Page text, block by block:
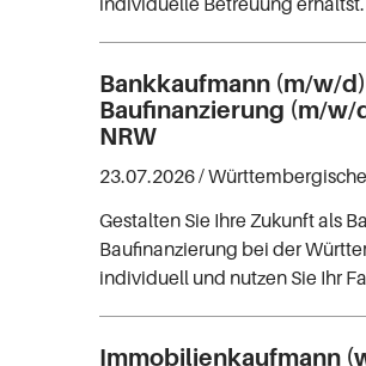
Bankkaufmann (m/w/
Baufinanzierung (m/w/
NRW
23.07.2026 /
Gestalten Sie Ihre Zukunft als
Baufinanzierung bei der
individuell und nutzen Sie Ihr
Immobilienkaufmann